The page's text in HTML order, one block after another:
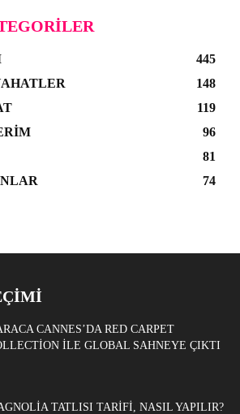
445
148
119
96
81
74
CANNES’DA RED CARPET
ILE GLOBAL SAHNEYE ÇIKTI
TATLISI TARIFI, NASIL YAPILIR?